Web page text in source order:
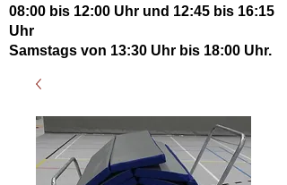
08:00 bis 12:00 Uhr und 12:45 bis 16:15
Uhr
Samstags von 13:30 Uhr bis 18:00 Uhr.